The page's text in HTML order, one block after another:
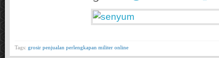
Tags: grosir penjualan perlengkapan militer online